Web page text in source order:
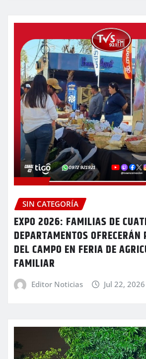
SIN CATEGORÍA
EXPO 2026: FAMILIAS DE
DEPARTAMENTOS OFRECERÁN
DEL CAMPO EN FERIA DE
FAMILIAR
Editor Noticias Jul 22, 2026